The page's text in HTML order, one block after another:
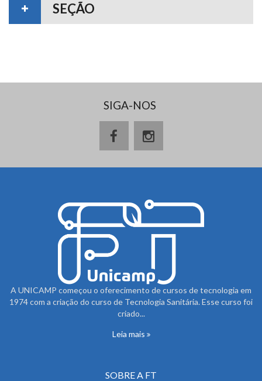
SEÇÃO
SIGA-NOS
A UNICAMP começou o oferecimento de cursos de tecnologia em
1974 com a criação do curso de Tecnologia Sanitária. Esse curso foi
criado...
Leia mais
SOBRE A FT